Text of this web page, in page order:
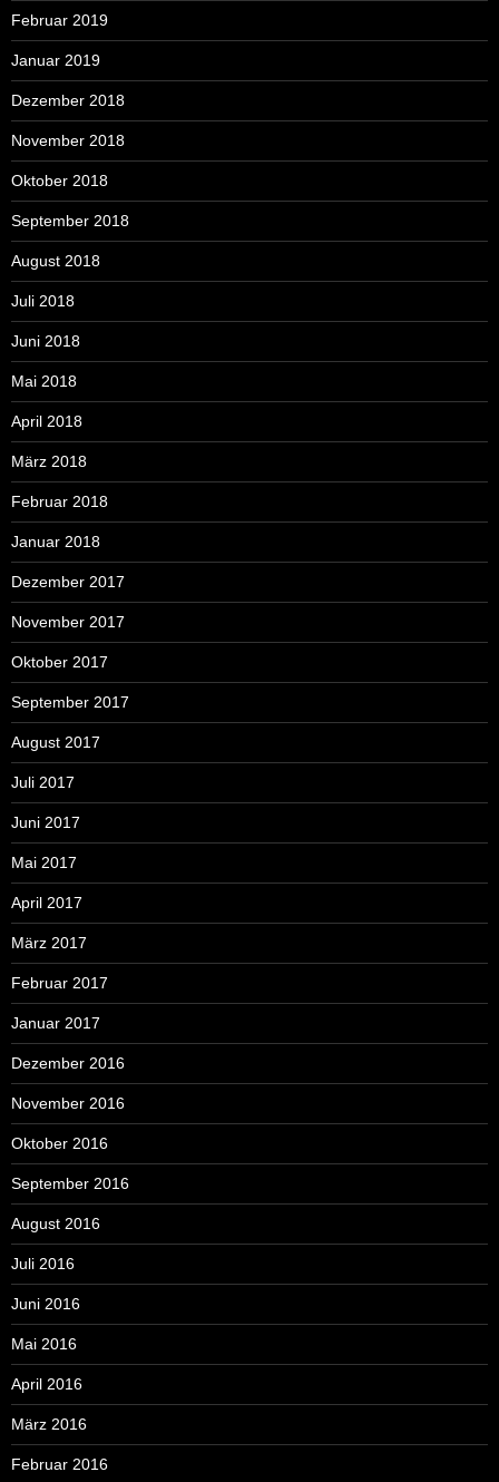
Februar 2019
Januar 2019
Dezember 2018
November 2018
Oktober 2018
September 2018
August 2018
Juli 2018
Juni 2018
Mai 2018
April 2018
März 2018
Februar 2018
Januar 2018
Dezember 2017
November 2017
Oktober 2017
September 2017
August 2017
Juli 2017
Juni 2017
Mai 2017
April 2017
März 2017
Februar 2017
Januar 2017
Dezember 2016
November 2016
Oktober 2016
September 2016
August 2016
Juli 2016
Juni 2016
Mai 2016
April 2016
März 2016
Februar 2016